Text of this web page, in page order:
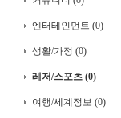
엔터테인먼트 (0)
생활/가정 (0)
레저/스포츠 (0)
여행/세계정보 (0)